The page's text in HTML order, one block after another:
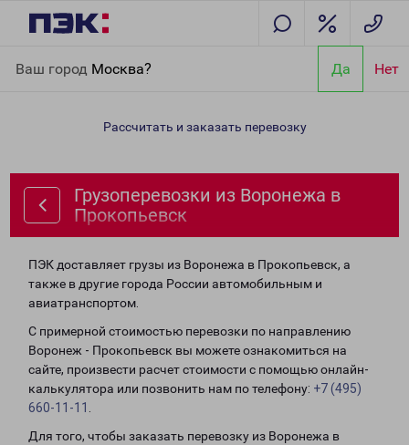
Ваш город Москва? Да Нет
Прокопьевск
Рассчитать и заказать перевозку
Грузоперевозки из Воронежа в
Прокопьевск
ПЭК доставляет грузы из Воронежа в Прокопьевск, а
также в другие города России автомобильным и
авиатранспортом.
С примерной стоимостью перевозки по направлению
Воронеж - Прокопьевск вы можете ознакомиться на
сайте, произвести расчет стоимости с помощью онлайн-
калькулятора или позвонить нам по телефону: +7 (495)
660-11-11
Для того, чтобы заказать перевозку из Воронежа в